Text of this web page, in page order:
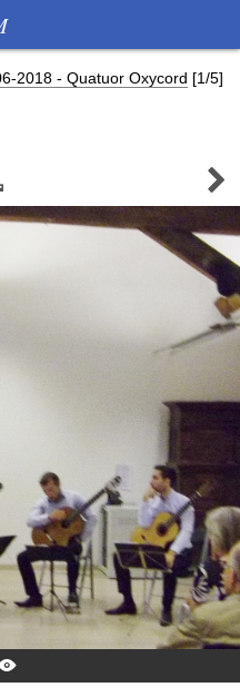
2018 - Quatuor Oxycord [1/5]
